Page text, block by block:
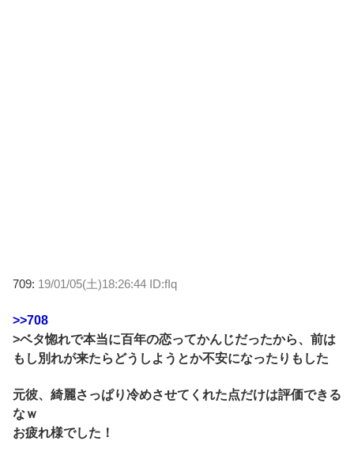
709: 19/01/05(土)18:26:44 ID:fIq
>>708
>ベタ惚れで本当に百年の恋ってかんじだったから、前は
もし別れが来たらどうしようとか不安になったりもした
元彼、綺麗さっぱり冷めさせてくれた点だけは評価できる
なｗ
お疲れ様でした！